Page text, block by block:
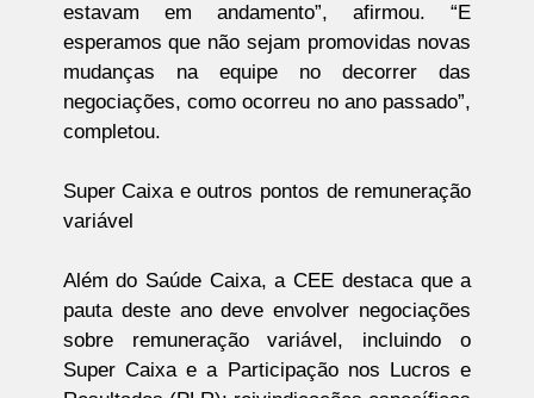
estavam em andamento”, afirmou. “E
esperamos que não sejam promovidas novas
mudanças na equipe no decorrer das
negociações, como ocorreu no ano passado”,
completou.
Super Caixa e outros pontos de remuneração
variável
Além do Saúde Caixa, a CEE destaca que a
pauta deste ano deve envolver negociações
sobre remuneração variável, incluindo o
Super Caixa e a Participação nos Lucros e